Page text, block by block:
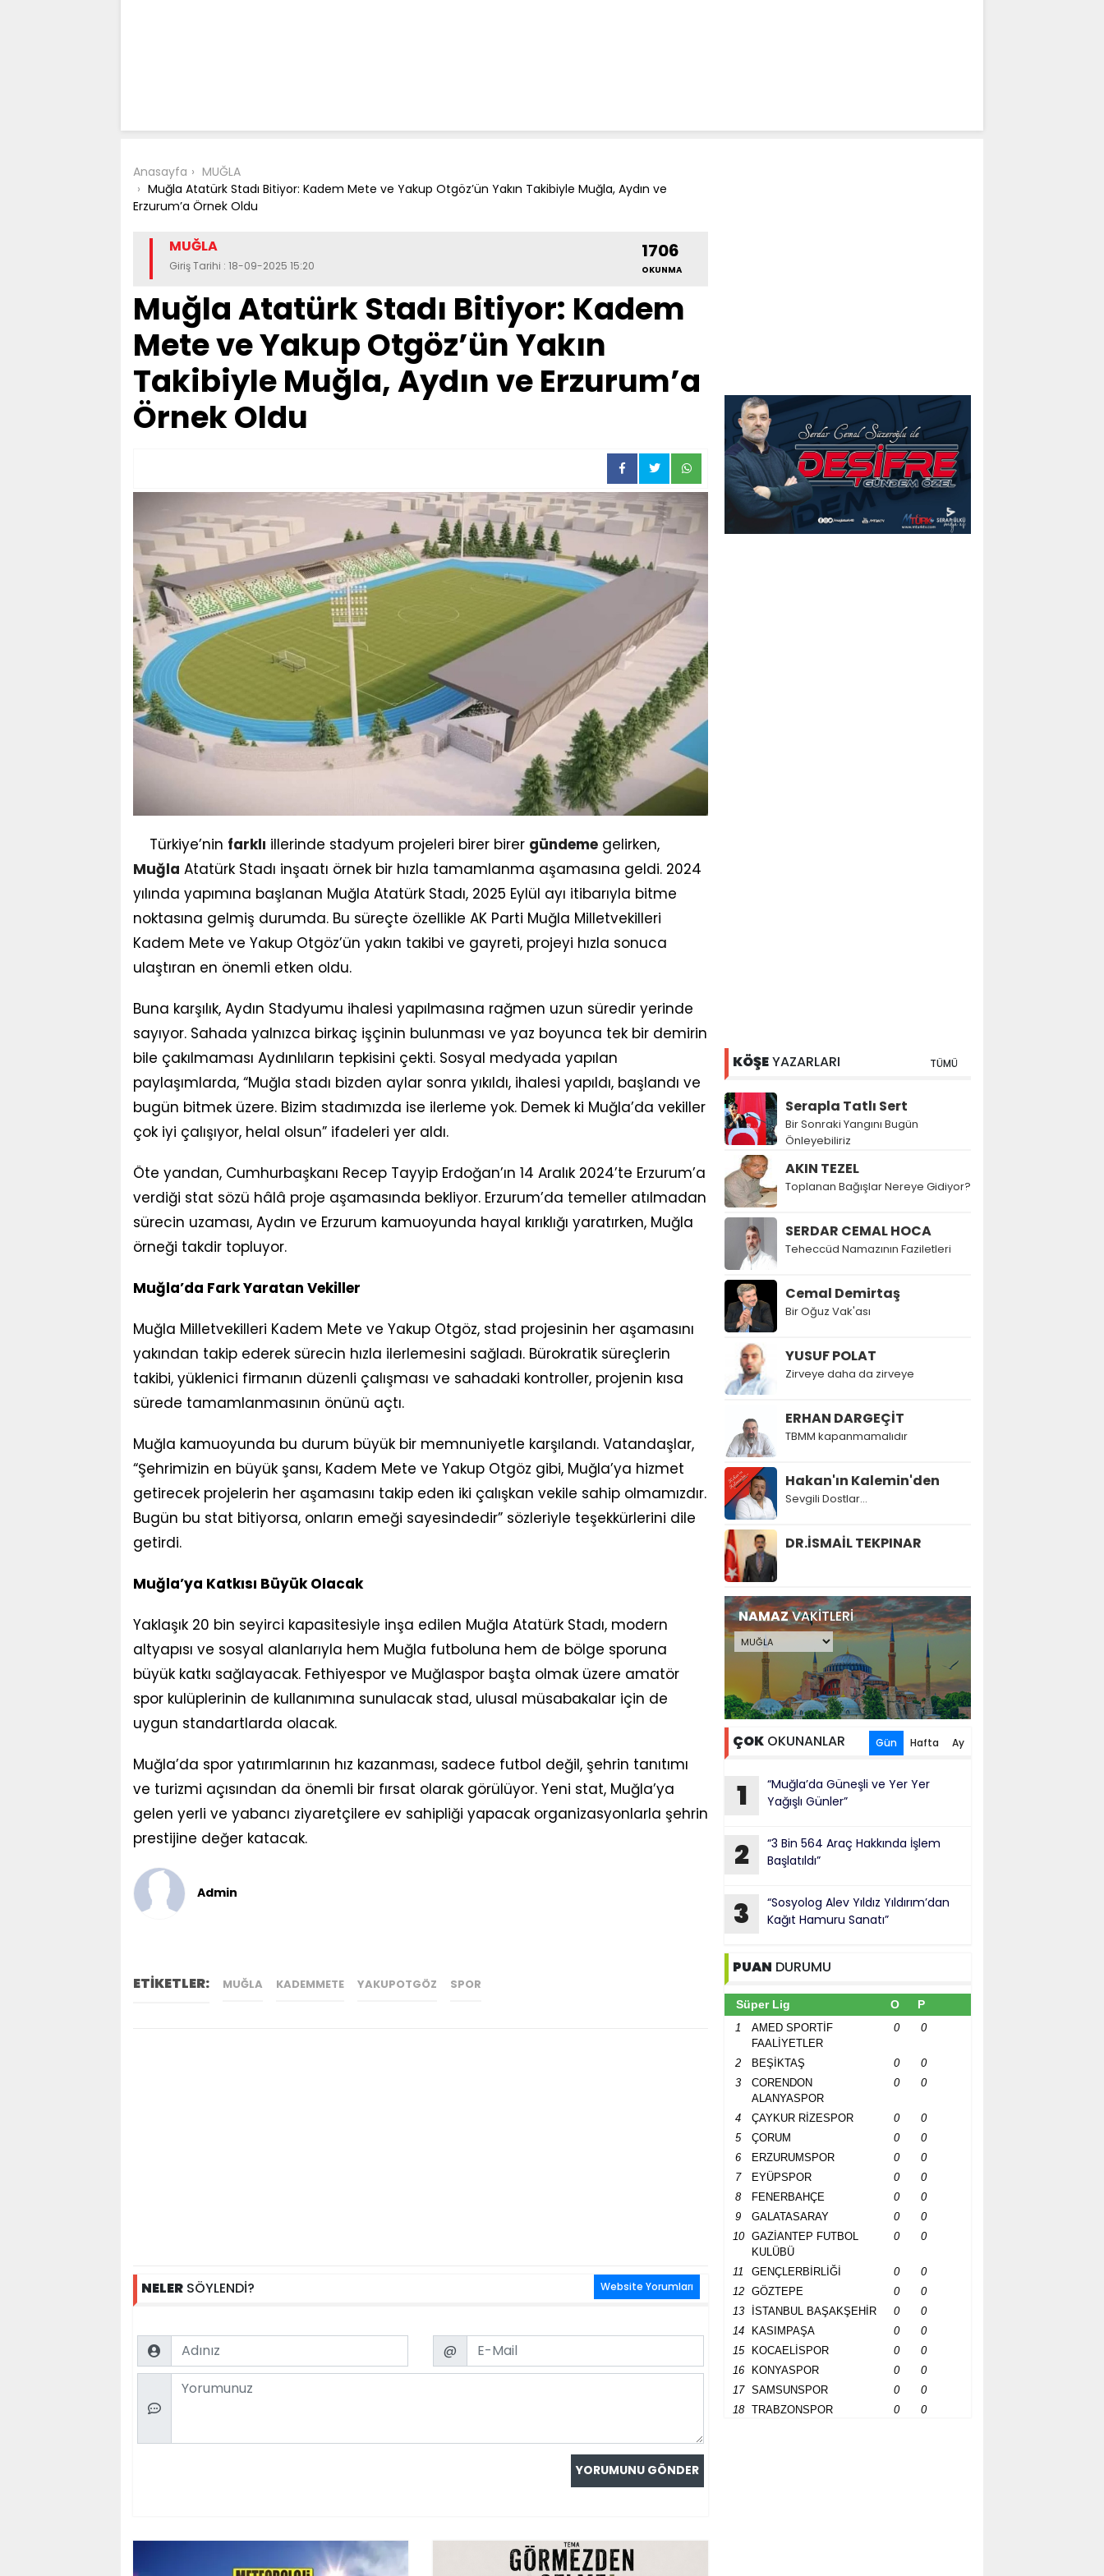
Anasayfa
MUĞLA
Muğla Atatürk Stadı Bitiyor: Kadem Mete ve Yakup Otgöz’ün Yakın Takibiyle Muğla, Aydın ve
Erzurum’a Örnek Oldu
MUĞLA
Giriş Tarihi : 18-09-2025 15:20
1706
OKUNMA
Muğla Atatürk Stadı Bitiyor: Kadem
Mete ve Yakup Otgöz’ün Yakın
Takibiyle Muğla, Aydın ve Erzurum’a
Örnek Oldu
Türkiye’nin farklı illerinde stadyum projeleri birer birer gündeme gelirken,
Muğla Atatürk Stadı inşaatı örnek bir hızla tamamlanma aşamasına geldi. 2024
yılında yapımına başlanan Muğla Atatürk Stadı, 2025 Eylül ayı itibarıyla bitme
noktasına gelmiş durumda. Bu süreçte özellikle AK Parti Muğla Milletvekilleri
Kadem Mete ve Yakup Otgöz’ün yakın takibi ve gayreti, projeyi hızla sonuca
ulaştıran en önemli etken oldu.
Buna karşılık, Aydın Stadyumu ihalesi yapılmasına rağmen uzun süredir yerinde
sayıyor. Sahada yalnızca birkaç işçinin bulunması ve yaz boyunca tek bir demirin
bile çakılmaması Aydınlıların tepkisini çekti. Sosyal medyada yapılan
paylaşımlarda, “Muğla stadı bizden aylar sonra yıkıldı, ihalesi yapıldı, başlandı ve
bugün bitmek üzere. Bizim stadımızda ise ilerleme yok. Demek ki Muğla’da vekiller
çok iyi çalışıyor, helal olsun” ifadeleri yer aldı.
Öte yandan, Cumhurbaşkanı Recep Tayyip Erdoğan’ın 14 Aralık 2024’te Erzurum’a
verdiği stat sözü hâlâ proje aşamasında bekliyor. Erzurum’da temeller atılmadan
sürecin uzaması, Aydın ve Erzurum kamuoyunda hayal kırıklığı yaratırken, Muğla
örneği takdir topluyor.
Muğla’da Fark Yaratan Vekiller
Muğla Milletvekilleri Kadem Mete ve Yakup Otgöz, stad projesinin her aşamasını
yakından takip ederek sürecin hızla ilerlemesini sağladı. Bürokratik süreçlerin
takibi, yüklenici firmanın düzenli çalışması ve sahadaki kontroller, projenin kısa
sürede tamamlanmasının önünü açtı.
Muğla kamuoyunda bu durum büyük bir memnuniyetle karşılandı. Vatandaşlar,
“Şehrimizin en büyük şansı, Kadem Mete ve Yakup Otgöz gibi, Muğla’ya hizmet
getirecek projelerin her aşamasını takip eden iki çalışkan vekile sahip olmamızdır.
Bugün bu stat bitiyorsa, onların emeği sayesindedir” sözleriyle teşekkürlerini dile
getirdi.
Muğla’ya Katkısı Büyük Olacak
Yaklaşık 20 bin seyirci kapasitesiyle inşa edilen Muğla Atatürk Stadı, modern
altyapısı ve sosyal alanlarıyla hem Muğla futboluna hem de bölge sporuna
büyük katkı sağlayacak. Fethiyespor ve Muğlaspor başta olmak üzere amatör
spor kulüplerinin de kullanımına sunulacak stad, ulusal müsabakalar için de
uygun standartlarda olacak.
Muğla’da spor yatırımlarının hız kazanması, sadece futbol değil, şehrin tanıtımı
ve turizmi açısından da önemli bir fırsat olarak görülüyor. Yeni stat, Muğla’ya
gelen yerli ve yabancı ziyaretçilere ev sahipliği yapacak organizasyonlarla şehrin
prestijine değer katacak.
Admin
ETİKETLER: MUĞLA KADEMMETE YAKUPOTGÖZ SPOR
NELER SÖYLENDİ? Website Yorumları
Name Email
@
Comment
KÖŞEYAZARLARI TÜMÜ
Serapla Tatlı Sert
Bir Sonraki Yangını Bugün
Önleyebiliriz
AKIN TEZEL
Toplanan Bağışlar Nereye Gidiyor?
SERDAR CEMAL HOCA
Teheccüd Namazının Faziletleri
Cemal Demirtaş
Bir Oğuz Vak'ası
YUSUF POLAT
Zirveye daha da zirveye
ERHAN DARGEÇİT
TBMM kapanmamalıdır
Hakan'ın Kalemin'den
Sevgili Dostlar...
DR.İSMAİL TEKPINAR
NAMAZVAKİTLERİ
ÇOK OKUNANLAR Gün Hafta Ay
1
“Muğla’da Güneşli ve Yer Yer
Yağışlı Günler”
2
“3 Bin 564 Araç Hakkında İşlem
Başlatıldı”
3
“Sosyolog Alev Yıldız Yıldırım’dan
Kağıt Hamuru Sanatı”
PUAN DURUMU
Süper Lig O P
1
AMED SPORTİF
FAALİYETLER
0 0
2 BEŞİKTAŞ 0
0
3
CORENDON
ALANYASPOR
0 0
4 ÇAYKUR RİZESPOR 0
0
5
ÇORUM 0
0
6
ERZURUMSPOR 0
0
7
EYÜPSPOR 0
0
8
FENERBAHÇE 0
0
9
GALATASARAY 0
0
10
GAZİANTEP FUTBOL
KULÜBÜ
0 0
11 GENÇLERBİRLİĞİ 0
0
12
GÖZTEPE 0
0
13
İSTANBUL BAŞAKŞEHİR 0
0
14
KASIMPAŞA 0
0
15
KOCAELİSPOR 0
0
16
KONYASPOR 0
0
17
SAMSUNSPOR 0
0
18
TRABZONSPOR 0 0